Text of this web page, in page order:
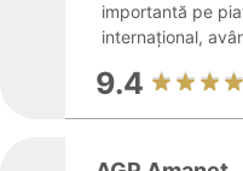
importantă pe
internațional,
9.4